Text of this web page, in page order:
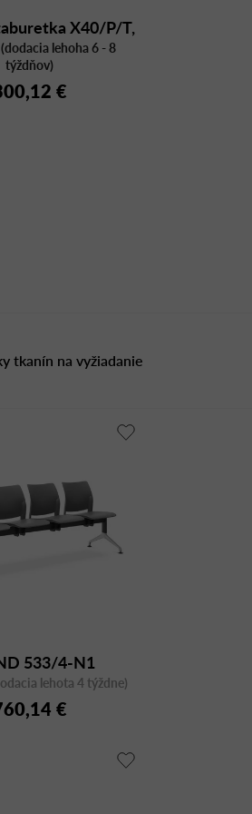
tkanín na vyžiadanie
X40/P/T,
lehoha 6 - 8
týždňov)
€
533/4-N1
lehota 4 týždne)
€